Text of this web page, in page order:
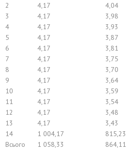
2 4,17
4,04
3
4,17
3,98
4
4,17
3,93
5
4,17
3,87
6
4,17
3,81
7
4,17
3,75
8
4,17
3,70
9
4,17
3,64
10
4,17
3,59
11
4,17
3,54
12
4,17
3,48
13
4,17
3,43
14
1 004,17
815,23
Всього
1 058,33 864,11